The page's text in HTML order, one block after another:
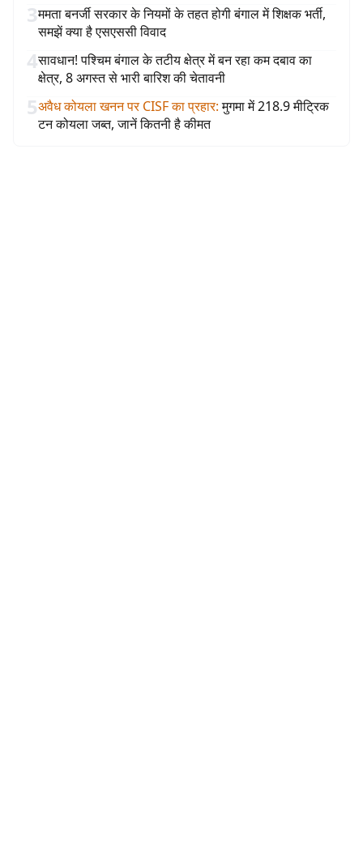
3ममता बनर्जी सरकार के नियमों के तहत होगी बंगाल में शिक्षक भर्ती,
समझें क्या है एसएससी विवाद
4सावधान! पश्चिम बंगाल के तटीय क्षेत्र में बन रहा कम दबाव का
क्षेत्र, 8 अगस्त से भारी बारिश की चेतावनी
5अवैध कोयला खनन पर CISF का प्रहार: मुगमा में 218.9 मीट्रिक
टन कोयला जब्त, जानें कितनी है कीमत